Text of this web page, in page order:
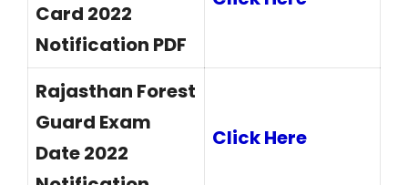
Card 2022
Notification PDF
Rajasthan Forest
Guard Exam
Date 2022
Click Here